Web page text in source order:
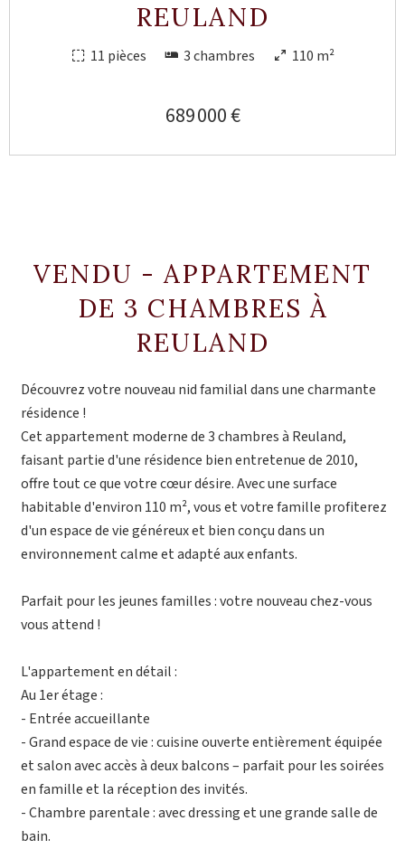
REULAND
11 pièces 3 chambres 110 m²
689 000 €
VENDU - APPARTEMENT
DE 3 CHAMBRES À
REULAND
Découvrez votre nouveau nid familial dans une charmante
résidence !
Cet appartement moderne de 3 chambres à Reuland,
faisant partie d'une résidence bien entretenue de 2010,
offre tout ce que votre cœur désire. Avec une surface
habitable d'environ 110 m², vous et votre famille profiterez
d'un espace de vie généreux et bien conçu dans un
environnement calme et adapté aux enfants.
Parfait pour les jeunes familles : votre nouveau chez-vous
vous attend !
L'appartement en détail :
Au 1er étage :
- Entrée accueillante
- Grand espace de vie : cuisine ouverte entièrement équipée
et salon avec accès à deux balcons – parfait pour les soirées
en famille et la réception des invités.
- Chambre parentale : avec dressing et une grande salle de
bain.